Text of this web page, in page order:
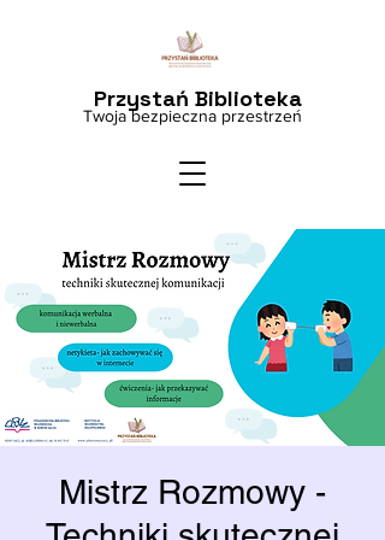
Twoja bezpieczna przestrzeń
Przystań Biblioteka
Mistrz Rozmowy -